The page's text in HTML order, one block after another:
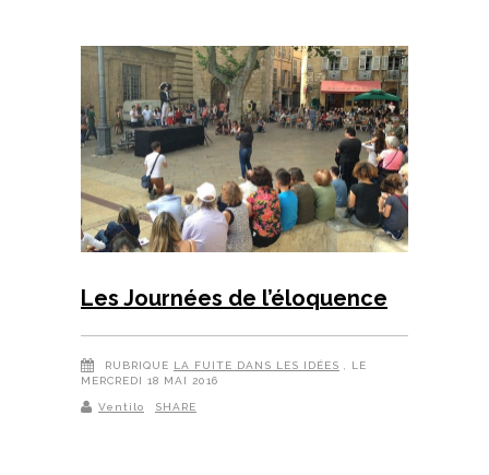
Les Journées de l’éloquence
RUBRIQUE LA FUITE DANS LES IDÉES
, LE
MERCREDI 18 MAI 2016
Ventilo SHARE